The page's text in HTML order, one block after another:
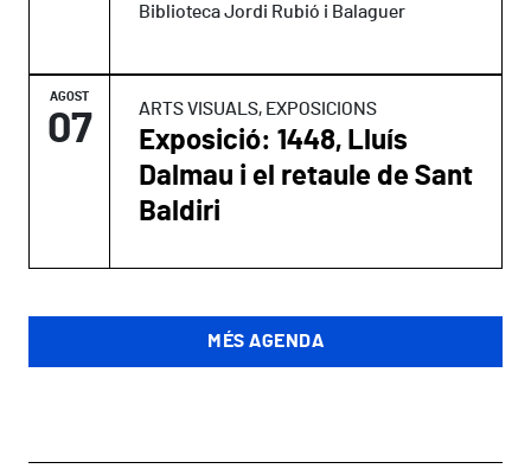
Biblioteca Jordi Rubió i Balaguer
AGOST
07 ARTS VISUALS, EXPOSICIONS
Exposició: 1448, Lluís
Dalmau i el retaule de Sant
Baldiri
MÉS AGENDA